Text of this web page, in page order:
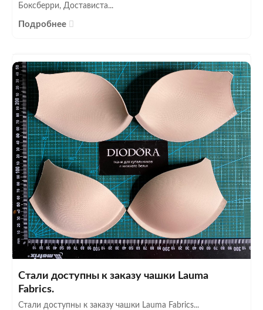
Боксберри, Достависта...
Подробнее
Стали доступны к заказу чашки Lauma
Fabrics.
Стали доступны к заказу чашки Lauma Fabrics...